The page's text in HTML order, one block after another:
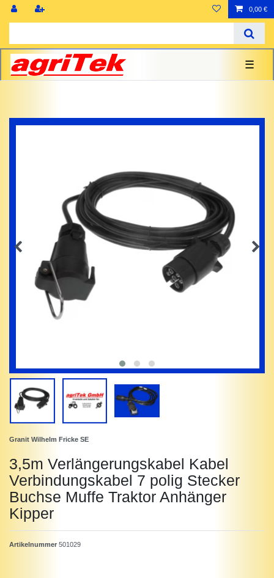
0,00 €
☰
Granit Wilhelm Fricke SE
3,5m Verlängerungskabel Kabel
Verbindungskabel 7 polig Stecker
Buchse Muffe Traktor Anhänger
Kipper
Artikelnummer 501029